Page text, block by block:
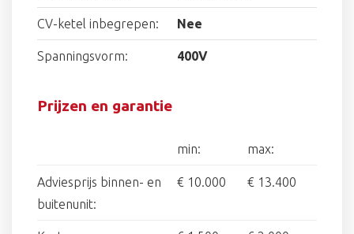
CV-ketel inbegrepen: Nee
Spanningsvorm: 400V
Prijzen en garantie
min: max:
Adviesprijs binnen- en
buitenunit:
€ 10.000 € 13.400